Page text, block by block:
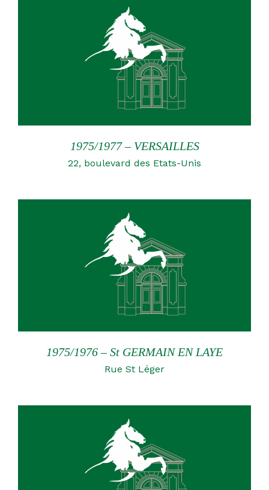
1975/1977 – VERSAILLES
22, boulevard des Etats-Unis
1975/1976 – St GERMAIN EN LAYE
Rue St Léger